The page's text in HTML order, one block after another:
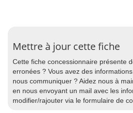
Mettre à jour cette fiche
Cette fiche concessionnaire présente
erronées ? Vous avez des
nous communiquer ? Aidez nous à
en nous envoyant un mail avec les
modifier/rajouter via le formulaire de